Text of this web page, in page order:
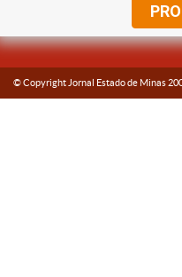
© Copyright Jornal Estado de Minas